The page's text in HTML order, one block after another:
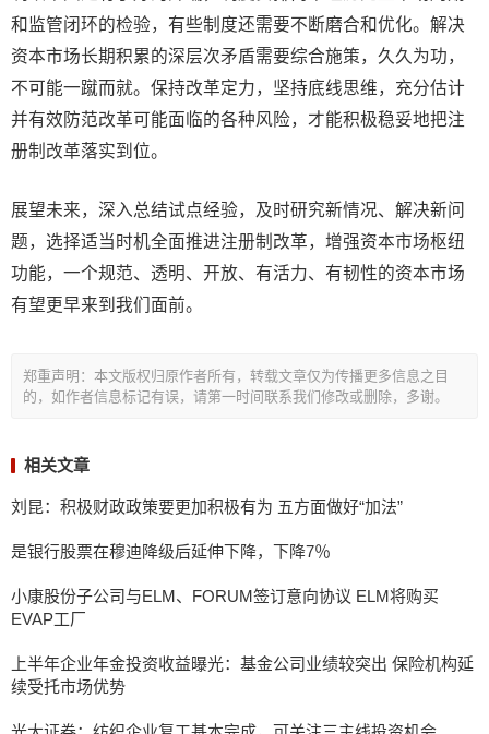
和监管闭环的检验，有些制度还需要不断磨合和优化。解决
资本市场长期积累的深层次矛盾需要综合施策，久久为功，
不可能一蹴而就。保持改革定力，坚持底线思维，充分估计
并有效防范改革可能面临的各种风险，才能积极稳妥地把注
册制改革落实到位。
展望未来，深入总结试点经验，及时研究新情况、解决新问
题，选择适当时机全面推进注册制改革，增强资本市场枢纽
功能，一个规范、透明、开放、有活力、有韧性的资本市场
有望更早来到我们面前。
郑重声明：本文版权归原作者所有，转载文章仅为传播更多信息之目
的，如作者信息标记有误，请第一时间联系我们修改或删除，多谢。
相关文章
刘昆：积极财政政策要更加积极有为 五方面做好“加法”
是银行股票在穆迪降级后延伸下降，下降7％
小康股份子公司与ELM、FORUM签订意向协议 ELM将购买
EVAP工厂
上半年企业年金投资收益曝光：基金公司业绩较突出 保险机构延
续受托市场优势